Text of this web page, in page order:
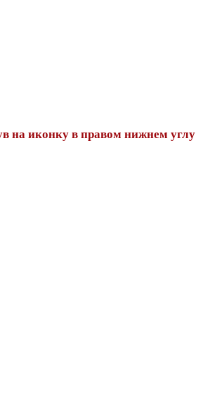
на иконку в правом нижнем углу